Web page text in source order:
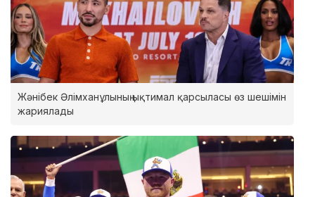
Жәнібек Әлімханұлының ықтимал қарсыласы өз шешімін
жариялады